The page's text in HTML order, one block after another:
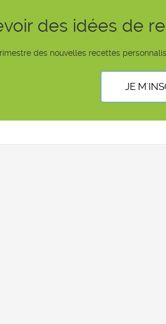
des idées de
des nouvelles recettes
JE